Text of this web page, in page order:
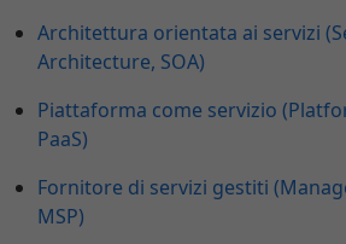
Architettura orientata ai servizi
Architecture, SOA)
Piattaforma come servizio
PaaS)
Fornitore di servizi gestiti
MSP)